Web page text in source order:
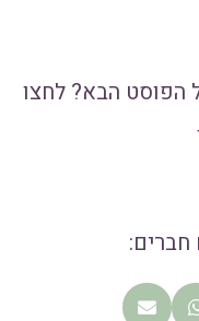
הפוסט הבא? לחצו